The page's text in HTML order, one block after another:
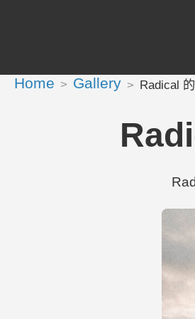
Home Gallery Radical